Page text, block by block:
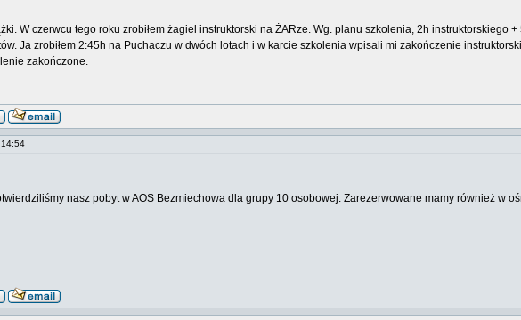
W czerwcu tego roku zrobiłem żagiel instruktorski na ŻARze. Wg. planu szkolenia, 2h
Ja zrobiłem 2:45h na Puchaczu w dwóch lotach i w karcie szkolenia wpisali mi zakończenie
zakończone.
14:54
nasz pobyt w AOS Bezmiechowa dla grupy 10 osobowej. Zarezerwowane mamy również w